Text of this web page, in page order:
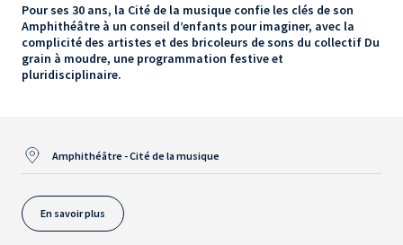
Pour ses 30 ans, la Cité de la musique confie les clés de son
Amphithéâtre à un conseil d’enfants pour imaginer, avec la
complicité des artistes et des bricoleurs de sons du collectif Du
grain à moudre, une programmation festive et
pluridisciplinaire.
Amphithéâtre - Cité de la musique
En savoir plus